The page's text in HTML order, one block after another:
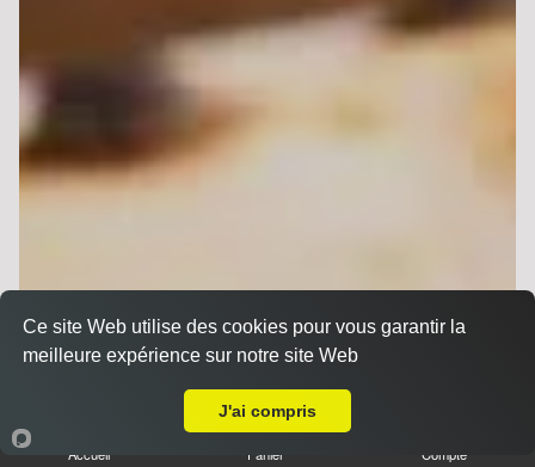
Accueil Panier Compte
Ce site Web utilise des cookies pour vous garantir la
meilleure expérience sur notre site Web
J'ai compris